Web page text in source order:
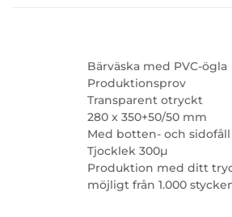
Bärväska med PVC-ögla
Produktionsprov
Transparent otryckt
280 x 350+50/50 mm
Med botten- och sidofåll
Tjocklek 300µ
Produktion med ditt
möjligt från 1.000